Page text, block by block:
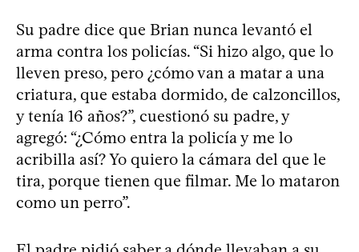
Su padre dice que Brian nunca levantó el
arma contra los policías. “Si hizo algo, que lo
lleven preso, pero ¿cómo van a matar a una
criatura, que estaba dormido, de calzoncillos,
y tenía 16 años?”, cuestionó su padre, y
agregó: “¿Cómo entra la policía y me lo
acribilla así? Yo quiero la cámara del que le
tira, porque tienen que filmar. Me lo mataron
como un perro”.